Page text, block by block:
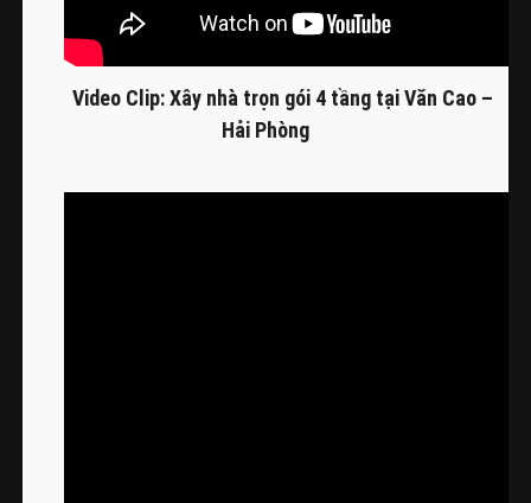
Video Clip: Xây nhà trọn gói 4 tầng tại Văn Cao –
Hải Phòng